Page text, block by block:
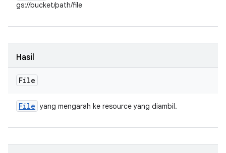
gs://bucket/path/file
Hasil
File
File yang mengarah ke resource yang diambil.